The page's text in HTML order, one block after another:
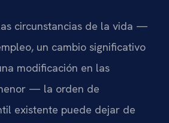
circunstancias de la vida —
un cambio significativo
modificación en las
— la orden de
existente puede dejar de